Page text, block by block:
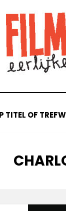
TITEL OF
TAG
: